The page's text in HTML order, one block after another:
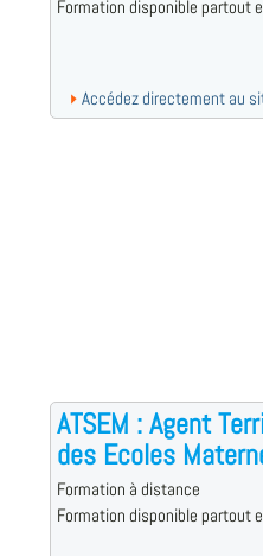
Formation disponible partout
Accédez directement au
ATSEM : Agent
des Ecoles
Formation à distance
Formation disponible partout